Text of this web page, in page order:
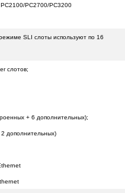
PC2100/PC2700/PC3200
SLI слоты используют по 16
слотов;
+ 6 дополнительных);
дополнительных)